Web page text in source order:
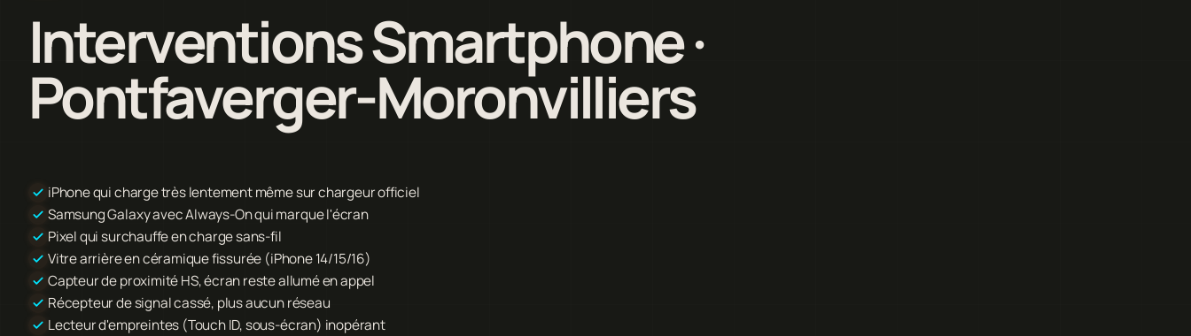
Interventions Smartphone ·
Pontfaverger-Moronvilliers
iPhone qui charge très lentement même sur chargeur officiel
Samsung Galaxy avec Always-On qui marque l'écran
Pixel qui surchauffe en charge sans-fil
Vitre arrière en céramique fissurée (iPhone 14/15/16)
Capteur de proximité HS, écran reste allumé en appel
Récepteur de signal cassé, plus aucun réseau
Lecteur d'empreintes (Touch ID, sous-écran) inopérant